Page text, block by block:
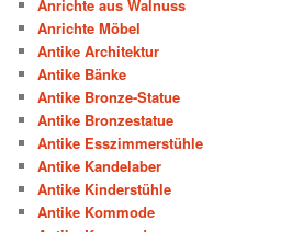
Anrichte aus Walnuss
Anrichte Möbel
Antike Architektur
Antike Bänke
Antike Bronze-Statue
Antike Bronzestatue
Antike Esszimmerstühle
Antike Kandelaber
Antike Kinderstühle
Antike Kommode